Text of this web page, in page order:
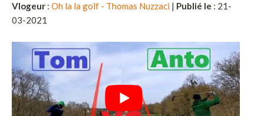
Vlogeur : Oh la la golf - Thomas Nuzzaci | Publié le : 21-
03-2021